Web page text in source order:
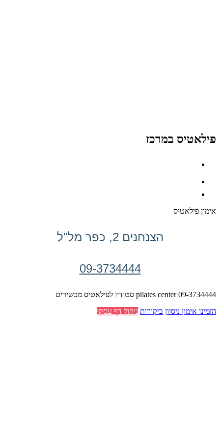
פילאטיס במרכז
אימון פילאטיס
הצנחנים 2, כפר מל"ל
09-3734444
pilates center 09-3734444 סטודיו לפילאטיס מכשירים
הזמינו אימון ניסיון ביקורות ניהול דף עסקי